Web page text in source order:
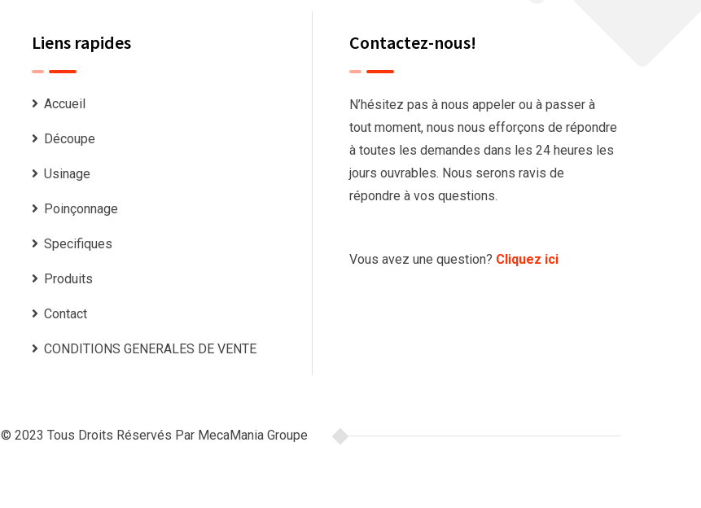
Liens rapides
Accueil
Découpe
Usinage
Poinçonnage
Specifiques
Produits
Contact
CONDITIONS GENERALES DE VENTE
Contactez-nous!
N’hésitez pas à nous appeler ou à passer à
tout moment, nous nous efforçons de répondre
à toutes les demandes dans les 24 heures les
jours ouvrables. Nous serons ravis de
répondre à vos questions.
Vous avez une question? Cliquez ici
© 2023 Tous Droits Réservés Par MecaMania Groupe